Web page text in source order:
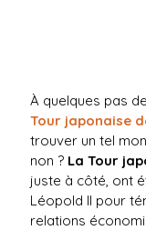
À quelques pas
Tour japonaise
trouver un tel
non ? La Tour
juste à côté, ont
Léopold II pour
relations